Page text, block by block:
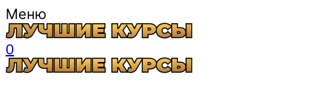
Меню
0